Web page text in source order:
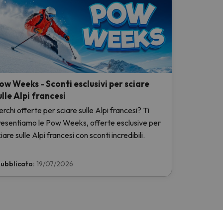
Weeks - Sconti esclusivi per sciare
Alpi francesi
offerte per sciare sulle Alpi francesi? Ti
le Pow Weeks, offerte esclusive per
sulle Alpi francesi con sconti incredibili.
19/07/2026